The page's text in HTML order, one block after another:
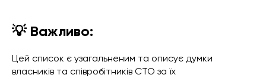
💡 Важливо:
Цей список є узагальненим та описує думки
власників та співробітників СТО за їх